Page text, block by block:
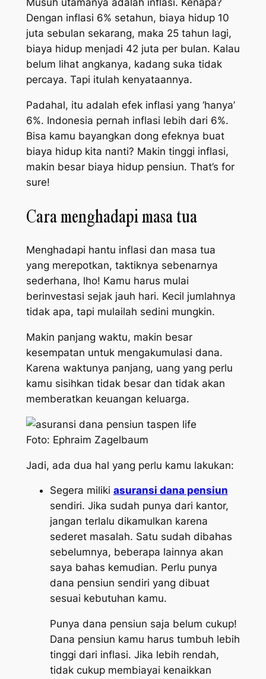
Musuh utamanya adalah inflasi. Kenapa?
Dengan inflasi 6% setahun, biaya hidup 10
juta sebulan sekarang, maka 25 tahun lagi,
biaya hidup menjadi 42 juta per bulan. Kalau
belum lihat angkanya, kadang suka tidak
percaya. Tapi itulah kenyataannya.
Padahal, itu adalah efek inflasi yang ‘hanya’
6%. Indonesia pernah inflasi lebih dari 6%.
Bisa kamu bayangkan dong efeknya buat
biaya hidup kita nanti? Makin tinggi inflasi,
makin besar biaya hidup pensiun. That’s for
sure!
Cara menghadapi masa tua
Menghadapi hantu inflasi dan masa tua
yang merepotkan, taktiknya sebenarnya
sederhana, lho! Kamu harus mulai
berinvestasi sejak jauh hari. Kecil jumlahnya
tidak apa, tapi mulailah sedini mungkin.
Makin panjang waktu, makin besar
kesempatan untuk mengakumulasi dana.
Karena waktunya panjang, uang yang perlu
kamu sisihkan tidak besar dan tidak akan
memberatkan keuangan keluarga.
Foto: Ephraim Zagelbaum
Jadi, ada dua hal yang perlu kamu lakukan:
Segera miliki asuransi dana pensiun
sendiri. Jika sudah punya dari kantor,
jangan terlalu dikamulkan karena
sederet masalah. Satu sudah dibahas
sebelumnya, beberapa lainnya akan
saya bahas kemudian. Perlu punya
dana pensiun sendiri yang dibuat
sesuai kebutuhan kamu.
Punya dana pensiun saja belum cukup!
Dana pensiun kamu harus tumbuh lebih
tinggi dari inflasi. Jika lebih rendah,
tidak cukup membiayai kenaikkan